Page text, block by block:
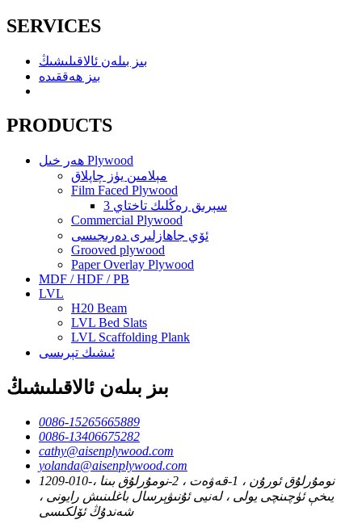
SERVICES
بىز بىلەن ئالاقىلىشىڭ
بىز ھەققىدە
PRODUCTS
ھەر خىل Plywood
مېلامىن يۈز چاپلاق
Film Faced Plywood
3 سېرىق رەڭلىك تاختاي
Commercial Plywood
ئۆي جاھازلىرى دەرىجىسى
Grooved plywood
Paper Overlay Plywood
MDF / HDF / PB
LVL
H20 Beam
LVL Bed Slats
LVL Scaffolding Plank
ئىشىك تېرىسى
بىز بىلەن ئالاقىلىشىڭ
0086-15265665889
0086-13406675282
cathy@aisenplywood.com
yolanda@aisenplywood.com
1209-010-نومۇرلۇق ئورۇن ، 1-قەۋەت ، 2-نومۇرلۇق بىنا ،
يىخې ئۈچىنچى يولى ، لەنيى ئۇنىۋېرسال باغلىنىش رايونى ،
شەندۇڭ ئۆلكىسى